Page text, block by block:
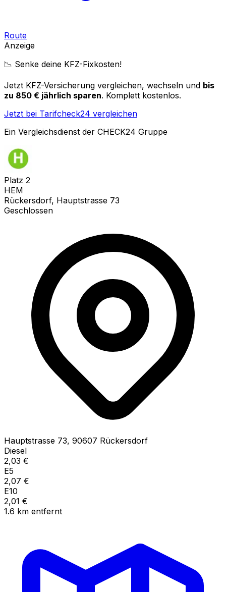
Route
Anzeige
📉 Senke deine KFZ-Fixkosten!
Jetzt KFZ-Versicherung vergleichen, wechseln und bis
zu 850 € jährlich sparen. Komplett kostenlos.
Jetzt bei Tarifcheck24 vergleichen
Ein Vergleichsdienst der CHECK24 Gruppe
Platz 2
HEM
Rückersdorf, Hauptstrasse 73
Geschlossen
Hauptstrasse 73, 90607 Rückersdorf
Diesel
2,03 €
E5
2,07 €
E10
2,01 €
1.6 km entfernt